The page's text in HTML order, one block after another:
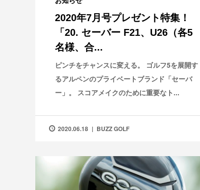
2020年7月号プレゼント特集！
「20. セーバー F21、U26（各5
名様、合...
ピンチをチャンスに変える。 ゴルフ5を展開す
るアルペンのプライベートブランド「セーバ
ー」。 スコアメイクのために重要なト...
2020.06.18 BUZZ GOLF